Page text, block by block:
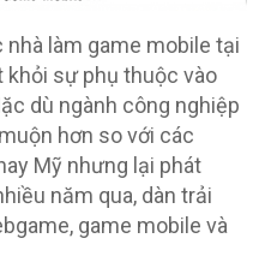
làm game mobile tại
khỏi sự phụ thuộc vào
dù ngành công nghiệp
hơn so với các
Mỹ nhưng lại phát
năm qua, dàn trải
game mobile và